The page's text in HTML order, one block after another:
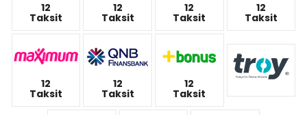
12
Taksit
12
Taksit
12
Taksit
12
Taksit
12
Taksit
12
Taksit
12
Taksit